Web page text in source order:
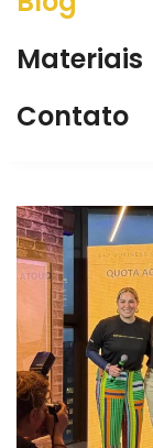
Materiais
Contato